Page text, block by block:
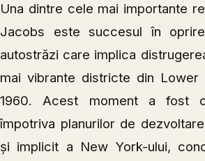
Una dintre cele mai importante
Jacobs este succesul în
autostrăzi care implica
mai vibrante districte din Lower
1960. Acest moment a fost
împotriva planurilor de
și implicit a New York-ului,